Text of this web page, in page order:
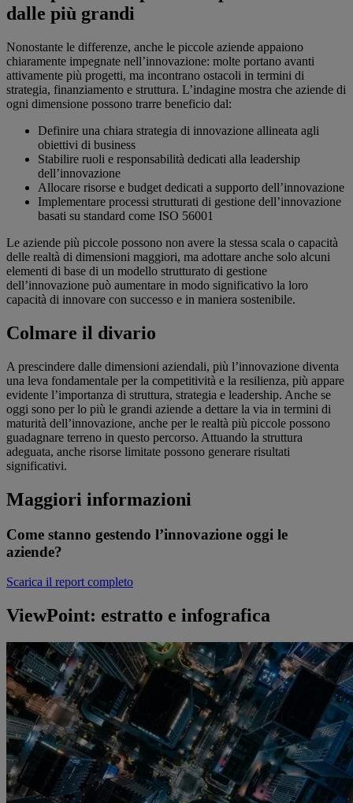
dalle più grandi
Nonostante le differenze, anche le piccole aziende appaiono
chiaramente impegnate nell’innovazione: molte portano avanti
attivamente più progetti, ma incontrano ostacoli in termini di
strategia, finanziamento e struttura. L’indagine mostra che aziende di
ogni dimensione possono trarre beneficio dal:
Definire una chiara strategia di innovazione allineata agli
obiettivi di business
Stabilire ruoli e responsabilità dedicati alla leadership
dell’innovazione
Allocare risorse e budget dedicati a supporto dell’innovazione
Implementare processi strutturati di gestione dell’innovazione
basati su standard come ISO 56001
Le aziende più piccole possono non avere la stessa scala o capacità
delle realtà di dimensioni maggiori, ma adottare anche solo alcuni
elementi di base di un modello strutturato di gestione
dell’innovazione può aumentare in modo significativo la loro
capacità di innovare con successo e in maniera sostenibile.
Colmare il divario
A prescindere dalle dimensioni aziendali, più l’innovazione diventa
una leva fondamentale per la competitività e la resilienza, più appare
evidente l’importanza di struttura, strategia e leadership. Anche se
oggi sono per lo più le grandi aziende a dettare la via in termini di
maturità dell’innovazione, anche per le realtà più piccole possono
guadagnare terreno in questo percorso. Attuando la struttura
adeguata, anche risorse limitate possono generare risultati
significativi.
Maggiori informazioni
Come stanno gestendo l’innovazione oggi le
aziende?
Scarica il report completo
ViewPoint: estratto e infografica